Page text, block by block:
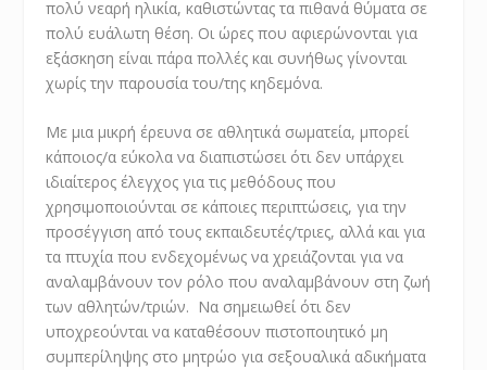
πολύ νεαρή ηλικία, καθιστώντας τα πιθανά θύματα σε
πολύ ευάλωτη θέση. Οι ώρες που αφιερώνονται για
εξάσκηση είναι πάρα πολλές και συνήθως γίνονται
χωρίς την παρουσία του/της κηδεμόνα.
Με μια μικρή έρευνα σε αθλητικά σωματεία, μπορεί
κάποιος/α εύκολα να διαπιστώσει ότι δεν υπάρχει
ιδιαίτερος έλεγχος για τις μεθόδους που
χρησιμοποιούνται σε κάποιες περιπτώσεις, για την
προσέγγιση από τους εκπαιδευτές/τριες, αλλά και για
τα πτυχία που ενδεχομένως να χρειάζονται για να
αναλαμβάνουν τον ρόλο που αναλαμβάνουν στη ζωή
των αθλητών/τριών. Να σημειωθεί ότι δεν
υποχρεούνται να καταθέσουν πιστοποιητικό μη
συμπερίληψης στο μητρώο για σεξουαλικά αδικήματα